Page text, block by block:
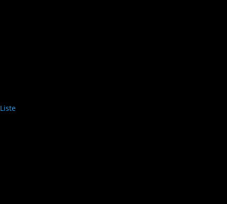
Liste